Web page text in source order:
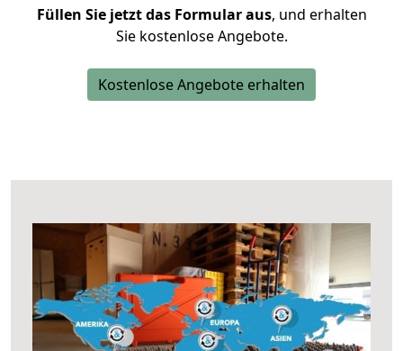
Füllen Sie jetzt das Formular aus, und erhalten
Sie kostenlose Angebote.
Kostenlose Angebote erhalten